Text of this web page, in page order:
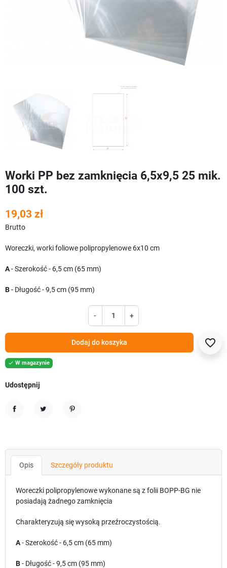
Worki PP bez zamknięcia 6,5x9,5 25 mik.
100 szt.
19,03 zł
Brutto
Woreczki, worki foliowe polipropylenowe 6x10 cm
A- Szerokość - 6,5 cm (65 mm)
B- Długość - 9,5 cm (95 mm)
- +
Dodaj do koszyka favorite_border
 W magazynie
Udostępnij
Opis Szczegóły produktu
Woreczki polipropylenowe wykonane są z folii BOPP-BG nie
posiadają żadnego zamknięcia
Charakteryzują się wysoką przeźroczystością.
A- Szerokość - 6,5 cm (65 mm)
B- Długość - 9,5 cm (95 mm)